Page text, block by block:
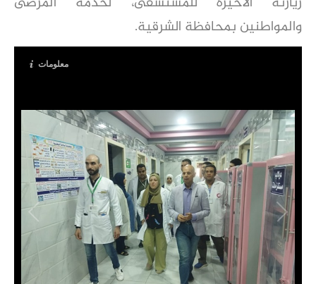
والمواطنين بمحافظة الشرقية.
معلومات